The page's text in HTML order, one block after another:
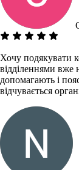
Хочу подякувати
відділеннями вже
допомагають і
відчувається